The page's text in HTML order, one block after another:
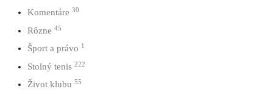
Komentáre 30
Rôzne 45
Šport a právo 1
Stolný tenis 222
Život klubu 55